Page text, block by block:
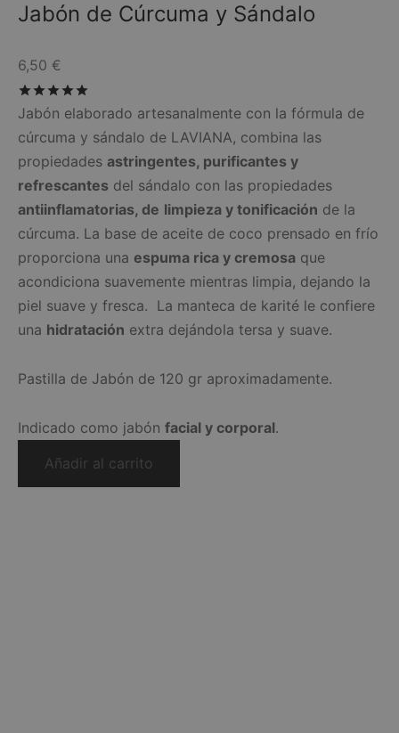
Jabón de Cúrcuma y Sándalo
6,50 €
Jabón elaborado artesanalmente con la fórmula de
cúrcuma y sándalo de LAVIANA, combina las
propiedades astringentes, purificantes y
refrescantes del sándalo con las propiedades
antiinflamatorias, de limpieza y tonificación de la
cúrcuma. La base de aceite de coco prensado en frío
proporciona una espuma rica y cremosa que
acondiciona suavemente mientras limpia, dejando la
piel suave y fresca. La manteca de karité le confiere
una hidratación extra dejándola tersa y suave.
Pastilla de Jabón de 120 gr aproximadamente.
Indicado como jabón facial y corporal.
Añadir al carrito